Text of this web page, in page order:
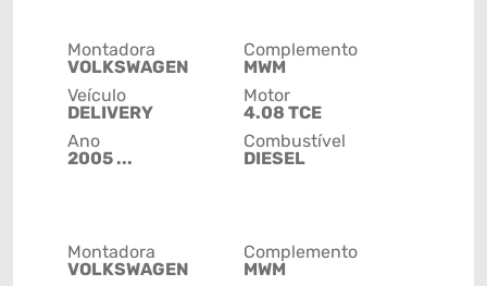
Montadora
VOLKSWAGEN
Veículo
DELIVERY
Ano
2005 ...
Complemento
MWM
Motor
4.08 TCE
Combustível
DIESEL
Montadora
VOLKSWAGEN
Complemento
MWM